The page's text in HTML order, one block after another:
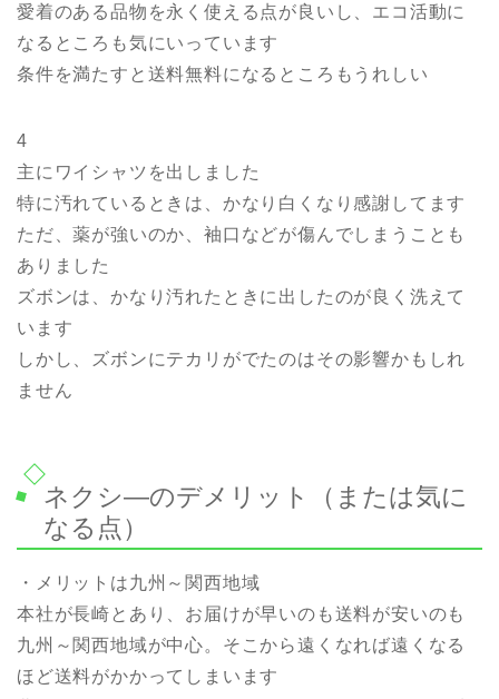
愛着のある品物を永く使える点が良いし、エコ活動に
なるところも気にいっています
条件を満たすと送料無料になるところもうれしい
4
主にワイシャツを出しました
特に汚れているときは、かなり白くなり感謝してます
ただ、薬が強いのか、袖口などが傷んでしまうことも
ありました
ズボンは、かなり汚れたときに出したのが良く洗えて
います
しかし、ズボンにテカリがでたのはその影響かもしれ
ません
ネクシ—のデメリット（または気に
なる点）
・メリットは九州～関西地域
本社が長崎とあり、お届けが早いのも送料が安いのも
九州～関西地域が中心。そこから遠くなれば遠くなる
ほど送料がかかってしまいます